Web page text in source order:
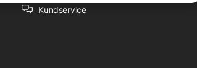
Kundservice